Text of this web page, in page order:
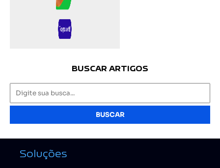
BUSCAR ARTIGOS
BUSCAR
Soluções